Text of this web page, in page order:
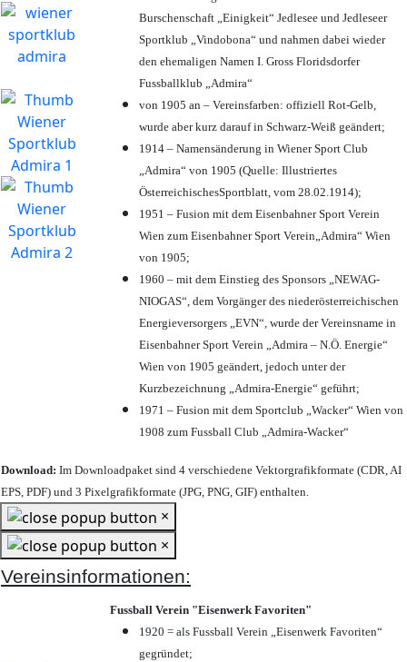
Burschenschaft „Einigkeit“ Jedlesee und Jedleseer
Sportklub „Vindobona“ und nahmen dabei wieder
den ehemaligen Namen I. Gross Floridsdorfer
Fussballklub „Admira“
von 1905 an – Vereinsfarben: offiziell Rot-Gelb,
wurde aber kurz darauf in Schwarz-Weiß geändert;
1914 – Namensänderung in Wiener Sport Club
„Admira“ von 1905 (Quelle: Illustriertes
ÖsterreichischesSportblatt, vom 28.02.1914);
1951 – Fusion mit dem Eisenbahner Sport Verein
Wien zum Eisenbahner Sport Verein„Admira“ Wien
von 1905;
1960 – mit dem Einstieg des Sponsors „NEWAG-
NIOGAS“, dem Vorgänger des niederösterreichischen
Energieversorgers „EVN“, wurde der Vereinsname in
Eisenbahner Sport Verein „Admira – N.Ö. Energie“
Wien von 1905 geändert, jedoch unter der
Kurzbezeichnung „Admira-Energie“ geführt;
1971 – Fusion mit dem Sportclub „Wacker“ Wien von
1908 zum Fussball Club „Admira-Wacker“
Download: Im Downloadpaket sind 4 verschiedene Vektorgrafikformate (CDR, AI
EPS, PDF) und 3 Pixelgrafikformate (JPG, PNG, GIF) enthalten.
×
×
Vereinsinformationen:
Fussball Verein "Eisenwerk Favoriten"
1920 = als Fussball Verein „Eisenwerk Favoriten“
gegründet;